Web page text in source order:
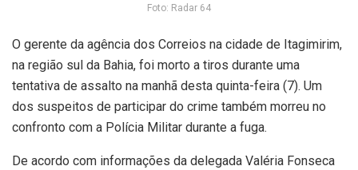
Foto: Radar 64
O gerente da agência dos Correios na cidade de Itagimirim,
na região sul da Bahia, foi morto a tiros durante uma
tentativa de assalto na manhã desta quinta-feira (7). Um
dos suspeitos de participar do crime também morreu no
confronto com a Polícia Militar durante a fuga.
De acordo com informações da delegada Valéria Fonseca